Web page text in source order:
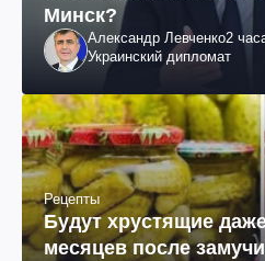
Минск?
Александр Левченко2
Украинский дипломат
Рецепты
Будут хрустящие
месяцев после